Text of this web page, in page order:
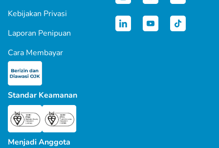
Kebijakan Privasi
Laporan Penipuan
Cara Membayar
Standar Keamanan
Menjadi Anggota